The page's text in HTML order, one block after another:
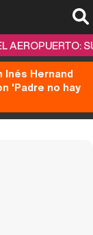
AEROPUERTO:
Inés Hernand
'Padre no hay